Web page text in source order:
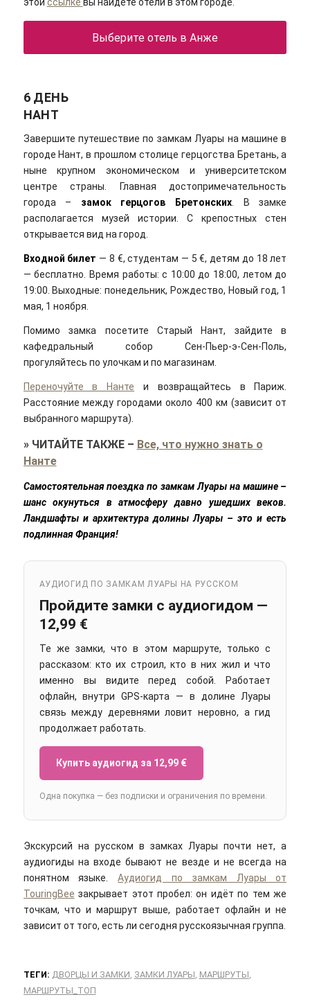
Выберите отель в Анже
6 ДЕНЬ
НАНТ
Завершите путешествие по замкам Луары на машине в
городе Нант, в прошлом столице герцогства Бретань, а
ныне крупном экономическом и университетском
центре страны. Главная достопримечательность
города – замок герцогов Бретонских. В замке
располагается музей истории. С крепостных стен
открывается вид на город.
Входной билет — 8 €, студентам — 5 €, детям до 18 лет
— бесплатно. Время работы: с 10:00 до 18:00, летом до
19:00. Выходные: понедельник, Рождество, Новый год, 1
мая, 1 ноября.
Помимо замка посетите Старый Нант, зайдите в
кафедральный собор Сен-Пьер-э-Сен-Поль,
прогуляйтесь по улочкам и по магазинам.
Переночуйте в Нанте и возвращайтесь в Париж.
Расстояние между городами около 400 км (зависит от
выбранного маршрута).
» ЧИТАЙТЕ ТАКЖЕ– Все, что нужно знать о
Нанте
Самостоятельная поездка по замкам Луары на машине –
шанс окунуться в атмосферу давно ушедших веков.
Ландшафты и архитектура долины Луары – это и есть
подлинная Франция!
АУДИОГИД ПО ЗАМКАМ ЛУАРЫ НА РУССКОМ
Пройдите замки с аудиогидом —
12,99 €
Те же замки, что в этом маршруте, только с
рассказом: кто их строил, кто в них жил и что
именно вы видите перед собой. Работает
офлайн, внутри GPS-карта — в долине Луары
связь между деревнями ловит неровно, а гид
продолжает работать.
Купить аудиогид за 12,99 €
Одна покупка — без подписки и ограничения по времени.
Экскурсий на русском в замках Луары почти нет, а
аудиогиды на входе бывают не везде и не всегда на
понятном языке.Аудиогид по замкам Луары от
TouringBee закрывает этот пробел: он идёт по тем же
точкам, что и маршрут выше, работает офлайн и не
зависит от того, есть ли сегодня русскоязычная группа.
ТЕГИ: ДВОРЦЫ И ЗАМКИ, ЗАМКИ ЛУАРЫ, МАРШРУТЫ,
МАРШРУТЫ_ТОП